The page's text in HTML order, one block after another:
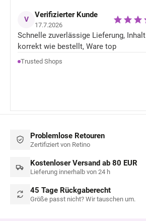
V Verifizierter Kunde
17.7.2026
Schnelle zuverlässige Lieferung, Inhalt
korrekt wie bestellt, Ware top
Trusted Shops
Problemlose Retouren
Zertifiziert von Retino
Kostenloser Versand ab 80 EUR
Lieferung innerhalb von 24 h
45 Tage Rückgaberecht
Größe passt nicht? Wir tauschen um.